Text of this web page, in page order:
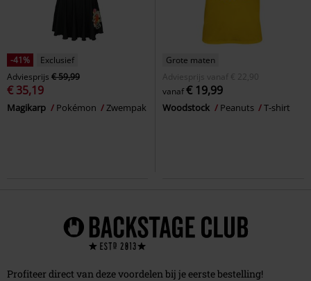
-41%
Exclusief
Adviesprijs € 59,99
€ 35,19
Magikarp Pokémon Zwempak
Grote maten
Adviesprijs
vanaf € 22,90
vanaf€ 19,99
Woodstock Peanuts T-shirt
Profiteer direct van deze voordelen bij je eerste bestelling!